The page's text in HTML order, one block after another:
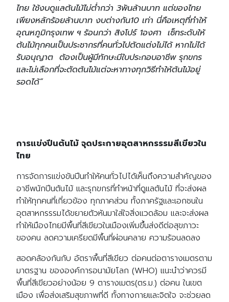
ไทย ใช้งบดูแลต้นไม้ไม่ต่ำกว่า 3พันล้านบาท แต่ของไทย
เพียงหลักร้อยล้านบาท งบต่างกัน10 เท่า นี่คือเหตุที่ทำให้
อุณหภูมิกรุงเทพ ฯ ร้อนกว่า สิงโปร์ 1องศา เซ็ทระดับให้
ต้นไม้ทุกคนเป็นประชากรที่คนทั่วไปตัดแต่งไม่ได้ หากไม่ได้
รับอนุญาต ต้องเป็นผู้มีทักษะมีใบประกอบอาชีพ รุกขกร
และไม่เลือกที่จะตัดต้นไม้แต่จะหาทางทุกวิธีทำให้ต้นไม้อยู่
รอดได้”
การแข่งปีนต้นไม้ จุดประกายอุตสาหกรรรมสีเขียวใน
ไทย
การจัดการแข่งขันปีนทำให้คนทั่วไปได้เห็นถึงความสำคัญของ
อาชีพนักปีนต้นไม้ และรุกขกรที่ทำหน้าที่ดูแลต้นไม้ ที่จะส่งผล
ทำให้ทุกคนที่เกี่ยวข้อง ทุกภาคส่วน ทั้งภาครัฐและเอกชนใน
อุตสาหกรรรมได้ขยายตัวหันมาใส่ใจสิ่งแวดล้อม และจะส่งผล
ทำให้เมืองไทยมีพื้นที่สีเขียวในเมืองเพิ่มขึ้นส่งดีต่อสุขภาวะ
ของคน ลดความเครียดมีพื้นที่ผ่อนคลาย ความร้อนลดลง
สอดคล้องกันกับ อัตราพื้นที่สีเขียว ต่อคนต่อตารางเมตรตาม
มาตรฐาน ขององค์การอนามัยโลก (WHO) แนะนำว่าควรมี
พื้นที่สีเขียวอย่างน้อย 9 ตารางเมตร(ตร.ม.) ต่อคน ในเขต
เมือง เพื่อส่งเสริมสุขภาพที่ดี ทั้งทางกายและจิตใจ จะช่วยลด